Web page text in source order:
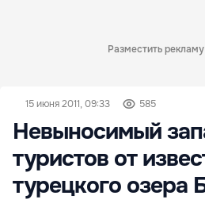
Разместить
15 июня 2011, 09:33 585
Невыносимый
туристов от
турецкого озера